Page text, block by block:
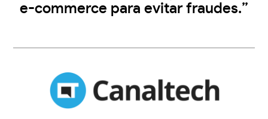
e-commerce para evitar fraudes.”